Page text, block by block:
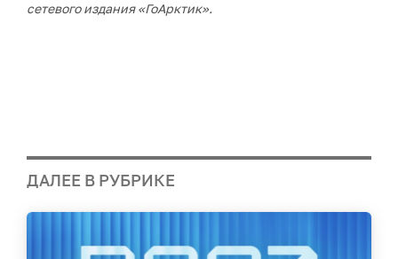
сетевого издания «ГоАрктик».
ДАЛЕЕ В РУБРИКЕ